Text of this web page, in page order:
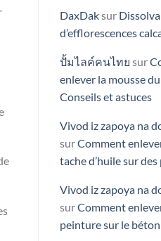
DaxDaksur
d’efflorescences
ปั้มไลค์คนไทย sur
enlever la mousse
Conseils et astuces
Vivod iz zapoya na
surComment
tache d’huile sur des
Vivod iz zapoya na
surComment
peinture sur le béton